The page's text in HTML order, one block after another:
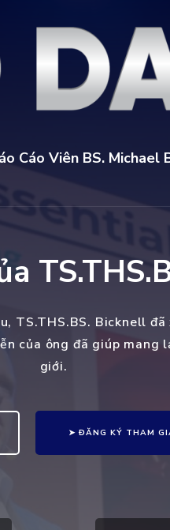
Cáo Viên BS. Michael
TS.THS.BS. Bicknell
của ông đã giúp
giới.
➤ ĐĂNG KÝ THAM